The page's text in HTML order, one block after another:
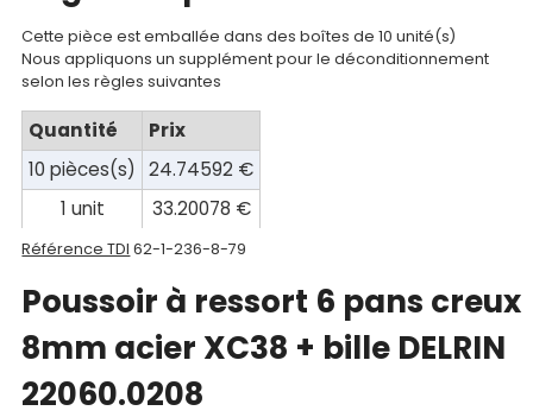
Mon
panier
Contact
Cette pièce est emballée dans des boîtes de 10 unité(s)
Nous appliquons un supplément pour le déconditionnement
selon les règles suivantes
Quantité
Prix
10 pièces(s)
24.74592 €
1 unit
33.20078 €
Référence TDI 62-1-236-8-79
Poussoir à ressort 6 pans creux
8mm acier XC38 + bille DELRIN
22060.0208